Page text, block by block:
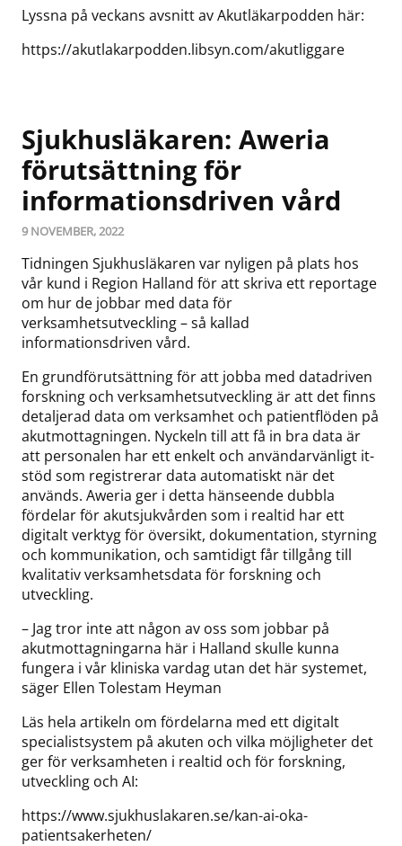
Lyssna på veckans avsnitt av Akutläkarpodden här:
https://akutlakarpodden.libsyn.com/akutliggare
Sjukhusläkaren: Aweria
förutsättning för
informationsdriven vård
9 NOVEMBER, 2022
Tidningen Sjukhusläkaren var nyligen på plats hos
vår kund i Region Halland för att skriva ett reportage
om hur de jobbar med data för
verksamhetsutveckling – så kallad
informationsdriven vård.
En grundförutsättning för att jobba med datadriven
forskning och verksamhetsutveckling är att det finns
detaljerad data om verksamhet och patientflöden på
akutmottagningen. Nyckeln till att få in bra data är
att personalen har ett enkelt och användarvänligt it-
stöd som registrerar data automatiskt när det
används. Aweria ger i detta hänseende dubbla
fördelar för akutsjukvården som i realtid har ett
digitalt verktyg för översikt, dokumentation, styrning
och kommunikation, och samtidigt får tillgång till
kvalitativ verksamhetsdata för forskning och
utveckling.
– Jag tror inte att någon av oss som jobbar på
akutmottagningarna här i Halland skulle kunna
fungera i vår kliniska vardag utan det här systemet,
säger Ellen Tolestam Heyman
Läs hela artikeln om fördelarna med ett digitalt
specialistsystem på akuten och vilka möjligheter det
ger för verksamheten i realtid och för forskning,
utveckling och AI:
https://www.sjukhuslakaren.se/kan-ai-oka-
patientsakerheten/